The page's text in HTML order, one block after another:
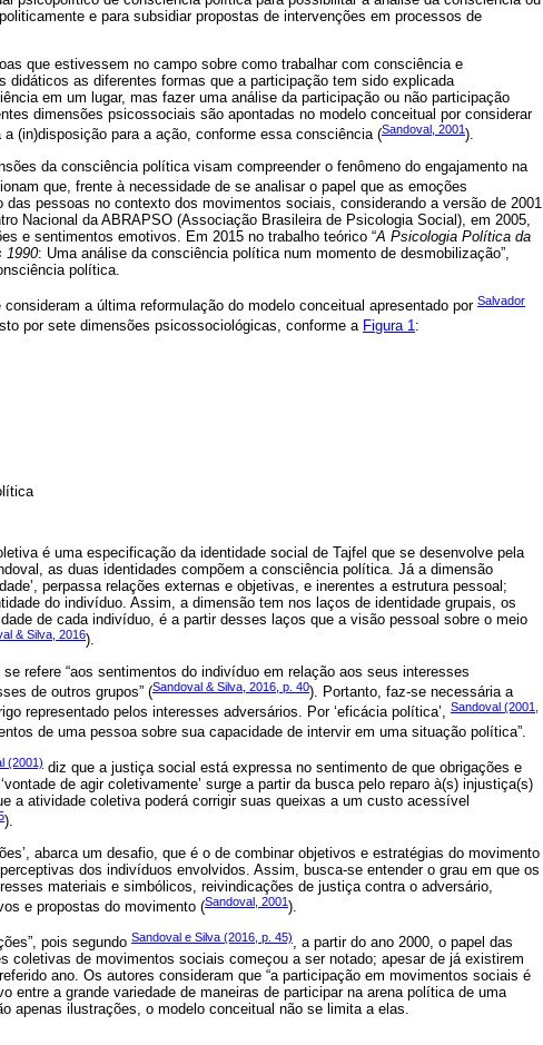
e para subsidiar propostas de intervenções em processos de
que estivessem no campo sobre como trabalhar com consciência e
as diferentes formas que a participação tem sido explicada
em um lugar, mas fazer uma análise da participação ou não participação
dimensões psicossociais são apontadas no modelo conceitual por considerar
(in)disposição para a ação, conforme essa consciência (Sandoval, 2001 ).
da consciência política visam compreender o fenômeno do engajamento na
que, frente à necessidade de se analisar o papel que as emoções
pessoas no contexto dos movimentos sociais, considerando a versão de 2001
Nacional da ABRAPSO (Associação Brasileira de Psicologia Social), em 2005,
e sentimentos emotivos. Em 2015 no trabalho teórico “A Psicologia Política da
1990: Uma análise da consciência política num momento de desmobilização”,
política.
a última reformulação do modelo conceitual apresentado por Salvador
por sete dimensões psicossociológicas, conforme a Figura 1:
é uma especificação da identidade social de Tajfel que se desenvolve pela
as duas identidades compõem a consciência política. Já a dimensão
perpassa relações externas e objetivas, e inerentes a estrutura pessoal;
do indivíduo. Assim, a dimensão tem nos laços de identidade grupais, os
de cada indivíduo, é a partir desses laços que a visão pessoal sobre o meio
& Silva, 2016).
refere “aos sentimentos do indivíduo em relação aos seus interesses
de outros grupos” (Sandoval & Silva, 2016, p. 40). Portanto, faz-se necessária a
representado pelos interesses adversários. Por ‘eficácia política’, Sandoval (2001,
de uma pessoa sobre sua capacidade de intervir em uma situação política”.
(2001) diz que a justiça social está expressa no sentimento de que obrigações e
de agir coletivamente’ surge a partir da busca pelo reparo à(s) injustiça(s)
a atividade coletiva poderá corrigir suas queixas a um custo acessível
).
abarca um desafio, que é o de combinar objetivos e estratégias do movimento
dos indivíduos envolvidos. Assim, busca-se entender o grau em que os
materiais e simbólicos, reivindicações de justiça contra o adversário,
e propostas do movimento (Sandoval, 2001).
pois segundo Sandoval e Silva (2016, p. 45)
, a partir do ano 2000, o papel das
coletivas de movimentos sociais começou a ser notado; apesar de já existirem
ano. Os autores consideram que “a participação em movimentos sociais é
entre a grande variedade de maneiras de participar na arena política de uma
apenas ilustrações, o modelo conceitual não se limita a elas.